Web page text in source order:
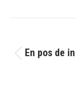
En pos de